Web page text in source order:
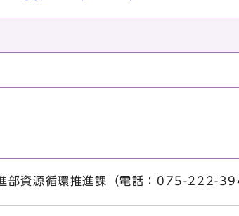
部資源循環推進課（電話：075-222-